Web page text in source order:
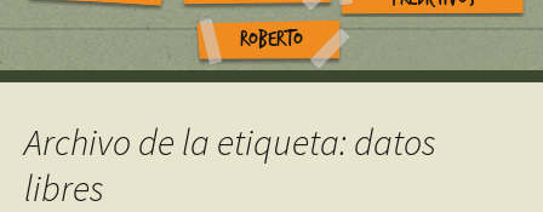
ROBERTO
Archivo de la etiqueta: datos
libres